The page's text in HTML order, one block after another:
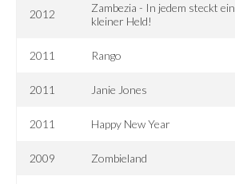
2012
Zambezia - In jedem steckt ein
kleiner Held!
2011 Rango
2011 Janie Jones
2011 Happy New Year
2009 Zombieland